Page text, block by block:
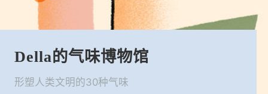
Della的气味博物馆
形塑人类文明的30种气味